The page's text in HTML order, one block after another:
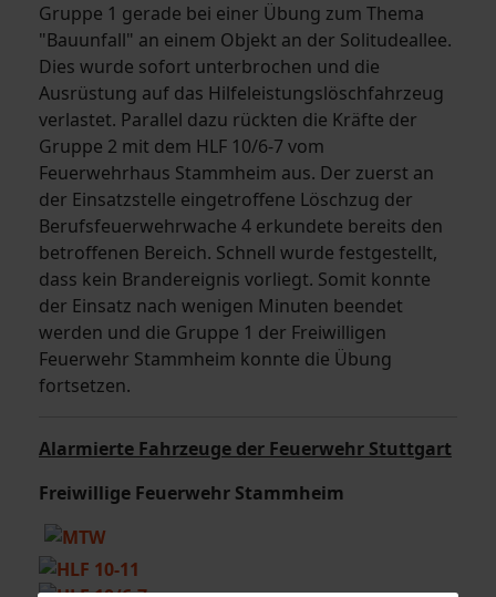
Gruppe 1 gerade bei einer Übung zum Thema
"Bauunfall" an einem Objekt an der Solitudeallee.
Dies wurde sofort unterbrochen und die
Ausrüstung auf das Hilfeleistungslöschfahrzeug
verlastet. Parallel dazu rückten die Kräfte der
Gruppe 2 mit dem HLF 10/6-7 vom
Feuerwehrhaus Stammheim aus. Der zuerst an
der Einsatzstelle eingetroffene Löschzug der
Berufsfeuerwehrwache 4 erkundete bereits den
betroffenen Bereich. Schnell wurde festgestellt,
dass kein Brandereignis vorliegt. Somit konnte
der Einsatz nach wenigen Minuten beendet
werden und die Gruppe 1 der Freiwilligen
Feuerwehr Stammheim konnte die Übung
fortsetzen.
Alarmierte Fahrzeuge der Feuerwehr Stuttgart
Freiwillige Feuerwehr Stammheim